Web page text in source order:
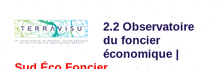
Image
2.2 Observatoire
du foncier
économique |